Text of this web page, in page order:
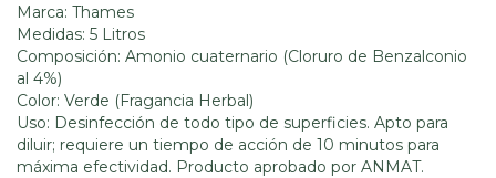
Marca: Thames
Medidas: 5 Litros
Composición: Amonio cuaternario (Cloruro de Benzalconio
al 4%)
Color: Verde (Fragancia Herbal)
Uso: Desinfección de todo tipo de superficies. Apto para
diluir; requiere un tiempo de acción de 10 minutos para
máxima efectividad. Producto aprobado por ANMAT.